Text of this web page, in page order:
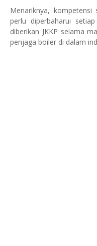
Menariknya,
perlu diperbaharui
diberikan JKKP selama
penjaga boiler di dalam